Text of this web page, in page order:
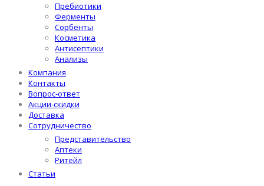
Пребиотики
Ферменты
Сорбенты
Косметика
Антисептики
Анализы
Компания
Контакты
Вопрос-ответ
Акции-скидки
Доставка
Сотрудничество
Представительство
Аптеки
Ритейл
Статьи